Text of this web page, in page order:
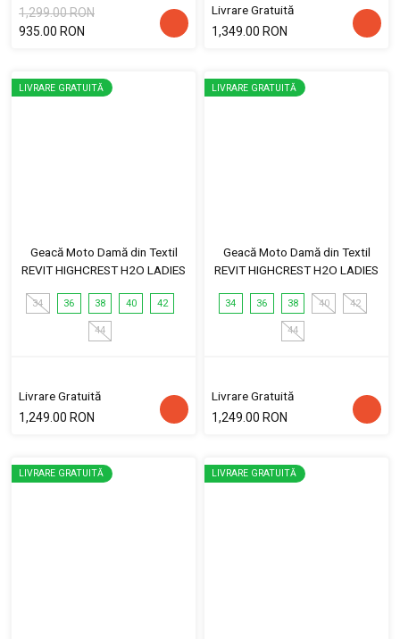
1,299.00 RON
935.00 RON
Livrare Gratuită
1,349.00 RON
LIVRARE GRATUITĂ
Geacă Moto Damă din Textil
REVIT HIGHCREST H2O LADIES
34 36 38 40 42
44
Livrare Gratuită
1,249.00 RON
LIVRARE GRATUITĂ
Geacă Moto Damă din Textil
REVIT HIGHCREST H2O LADIES
34 36 38 40 42
44
Livrare Gratuită
1,249.00 RON
LIVRARE GRATUITĂ LIVRARE GRATUITĂ